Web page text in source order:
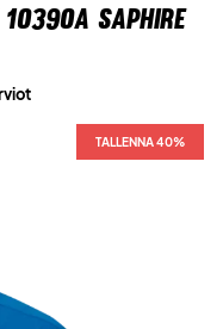
Saphire
TALLENNA 40%